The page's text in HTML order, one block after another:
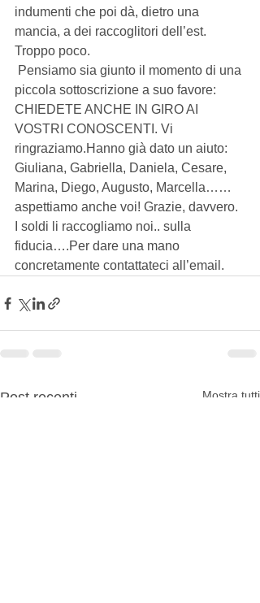
indumenti che poi dà, dietro una
mancia, a dei raccoglitori dell’est.
Troppo poco.
piccola sottoscrizione a suo favore:
CHIEDETE ANCHE IN GIRO AI
VOSTRI CONOSCENTI. Vi
ringraziamo.Hanno già dato un aiuto:
Giuliana, Gabriella, Daniela, Cesare,
Marina, Diego, Augusto, Marcella……
aspettiamo anche voi! Grazie, davvero.
I soldi li raccogliamo noi.. sulla
fiducia….Per dare una mano
concretamente contattateci all’email.
Post recenti Mostra tutti